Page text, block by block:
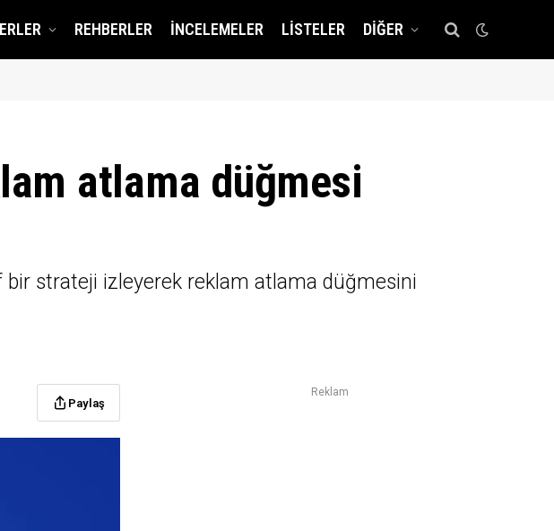
REHBERLER İNCELEMELER LISTELER DIĞER
atlama düğmesi
bir strateji izleyerek reklam atlama düğmesini
Paylaş
Reklam